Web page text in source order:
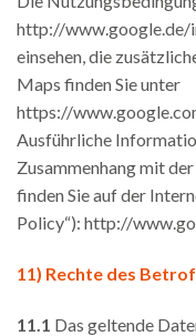
http://
einsehen, die
Maps finden Sie unter
https://
Ausführliche
Zusammenhang mit
finden Sie auf der
Policy“): http://
11) Rechte des
11.1 Das geltende